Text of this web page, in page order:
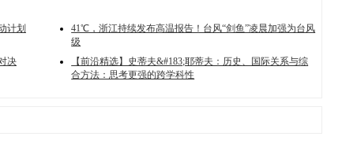
计划
41℃，浙江持续发布高温报告！台风“剑鱼”凌晨加强为台风
级
决
【前沿精选】史蒂夫&#183;耶蒂夫：历史、国际关系与综
合方法：思考更强的跨学科性